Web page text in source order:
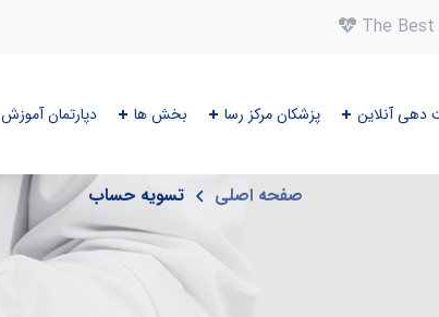
The
دهی آنلاین پزشکان مرکز رسا بخش ها دپارتمان آموزشتسویه حساب
صفحه اصلی تسویه حساب